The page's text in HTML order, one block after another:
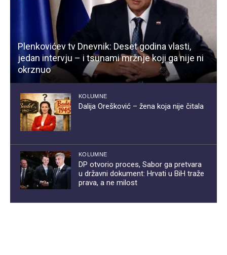
Plenkovićev tv Dnevnik: Deset godina vlasti,
jedan intervju – i tsunami mržnje koji ga nije ni
okrznuo
KOLUMNE
Dalija Orešković – žena koja nije čitala
KOLUMNE
DP otvorio proces, Sabor ga pretvara
u državni dokument: Hrvati u BiH traže
prava, a ne milost